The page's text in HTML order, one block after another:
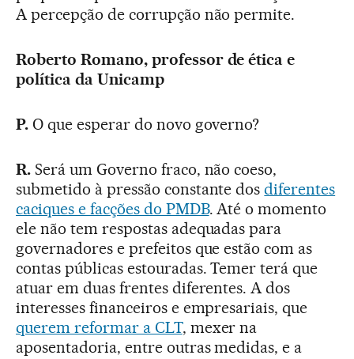
A percepção de corrupção não permite.
Roberto Romano, professor de ética e
política da Unicamp
P.O que esperar do novo governo?
R.Será um Governo fraco, não coeso,
submetido à pressão constante dosdiferentes
caciques e facções do PMDB. Até o momento
ele não tem respostas adequadas para
governadores e prefeitos que estão com as
contas públicas estouradas. Temer terá que
atuar em duas frentes diferentes. A dos
interesses financeiros e empresariais, que
querem reformar a CLT, mexer na
aposentadoria, entre outras medidas, e a